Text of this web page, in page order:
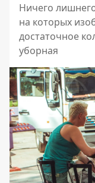
Ничего
на которых
достаточное
уборная